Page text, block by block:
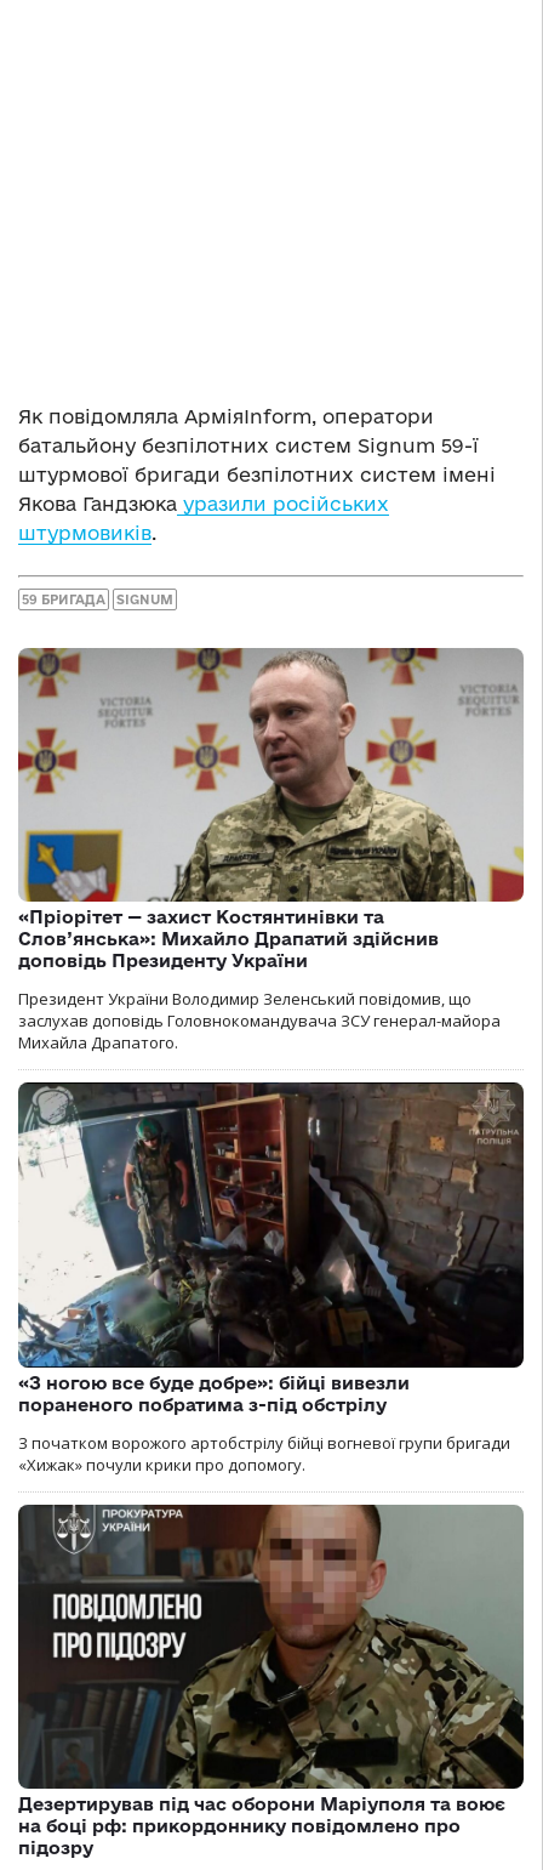
Як повідомляла АрміяInform, оператори
батальйону безпілотних систем Signum 59-ї
штурмової бригади безпілотних систем імені
Якова Гандзюка уразили російських
штурмовиків.
59 БРИГАДА SIGNUM
«Пріорітет — захист Костянтинівки та
Слов’янська»: Михайло Драпатий здійснив
доповідь Президенту України
Президент України Володимир Зеленський повідомив, що
заслухав доповідь Головнокомандувача ЗСУ генерал-майора
Михайла Драпатого.
«З ногою все буде добре»: бійці вивезли
пораненого побратима з-під обстрілу
З початком ворожого артобстрілу бійці вогневої групи бригади
«Хижак» почули крики про допомогу.
Дезертирував під час оборони Маріуполя та воює
на боці рф: прикордоннику повідомлено про
підозру